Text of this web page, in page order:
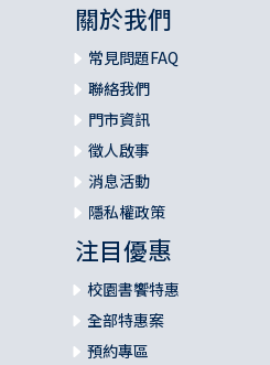
關於我們
常見問題FAQ
聯絡我們
門市資訊
徵人啟事
消息活動
隱私權政策
注目優惠
校園書饗特惠
全部特惠案
預約專區